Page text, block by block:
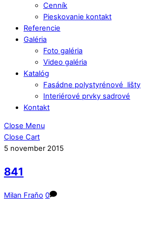
Cenník
Pieskovanie kontakt
Referencie
Galéria
Foto galéria
Video galéria
Katalóg
Fasádne polystyrénové lišty
Interiérové prvky sadrové
Kontakt
Close Menu
Close Cart
5 november 2015
841
Milan Fraňo 0